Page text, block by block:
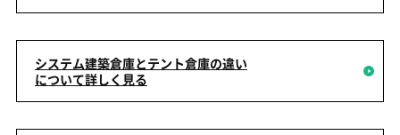
システム建築倉庫とテント倉庫の違い
について詳しく見る